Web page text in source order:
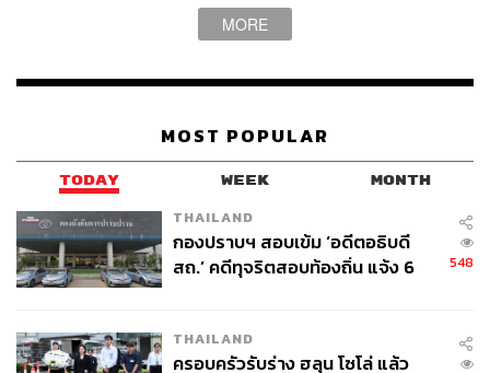
Photo:
แม้การท่องเที่ยวคนเดียวผู้หญิงจะแสดงให้เห็นถึงความ
ความปลอดภัยในการเดินทาง เราจึงนำเคล็ดลับเพื่อความ
ปลอดภัยให้เดินทางไกลได้หายห่วงมาฝากกันดังนี้
ศึกษาข้อมูลของสถานที่ให้ดี
บ้านให้ดี โดยหาข้อมูลของประเทศ เมือง และห้องพักที่จะไป
อย่างละเอียด และอย่าลืมว่าความปลอดภัยควรจะมาก่อนเป็น
อันดับแรก
ต้องสร้างปฏิสัมพันธ์กับผู้คนที่พบเจอ แต่บางครั้งการปฏิเสธก็
ไม่ใช่เรื่องแย่ ในสถานการณ์ที่เราไม่มั่นใจหรืออยู่ในจุดที่สุ่ม
MORE
MOST POPULAR
TODAY WEEK MONTH
THAILAND
กองปราบฯ สอบเข้ม ‘อดีตอธิบดี
สถ.’ คดีทุจริตสอบท้องถิ่น แจ้ง 6
548
THAILAND
ครอบครัวรับร่าง ฮลุน โซโล่ แล้ว